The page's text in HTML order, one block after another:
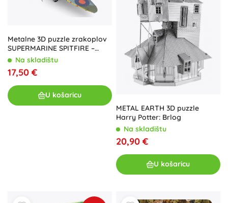
Metalne 3D puzzle zrakoplov
SUPERMARINE SPITFIRE –
model METAL EARTH
Na skladištu
17,50 €
U košaricu
METAL EARTH 3D puzzle
Harry Potter: Brlog
Na skladištu
20,90 €
U košaricu